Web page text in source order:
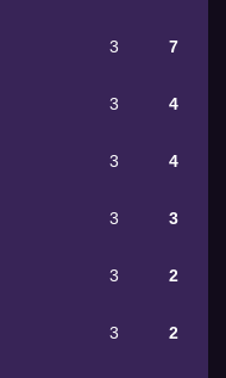
3 7
3 4
3 4
3 3
3 2
3 2